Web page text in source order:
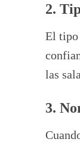
2.
El tipo
las
3.